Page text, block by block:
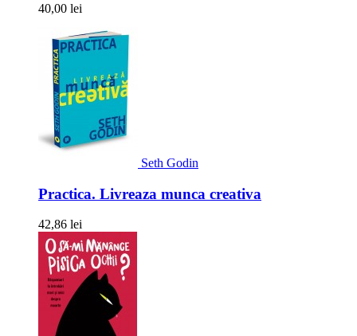
40,00 lei
Seth Godin
Practica. Livreaza munca creativa
42,86 lei